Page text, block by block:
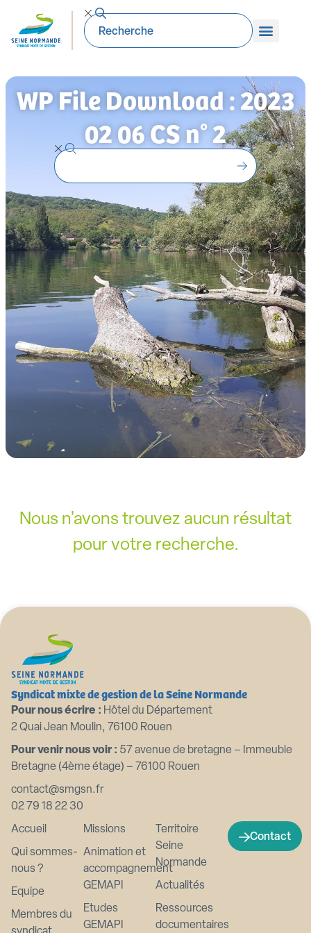
WP File Download : 2023
02 06 CS n° 2
Nous n'avons trouvez aucun résultat
pour votre recherche.
Syndicat mixte de gestion de la Seine Normande
Pour nous écrire : Hôtel du Département
2 Quai Jean Moulin, 76100 Rouen
Pour venir nous voir : 57 avenue de bretagne – Immeuble
Bretagne (4ème étage) – 76100 Rouen
contact@smgsn.fr
02 79 18 22 30
Accueil
Qui sommes-
nous ?
Equipe
Membres du
Missions
Animation et
accompagnement
GEMAPI
Etudes
GEMAPI
Territoire
Seine
Normande
Actualités
Ressources
documentaires
Contact